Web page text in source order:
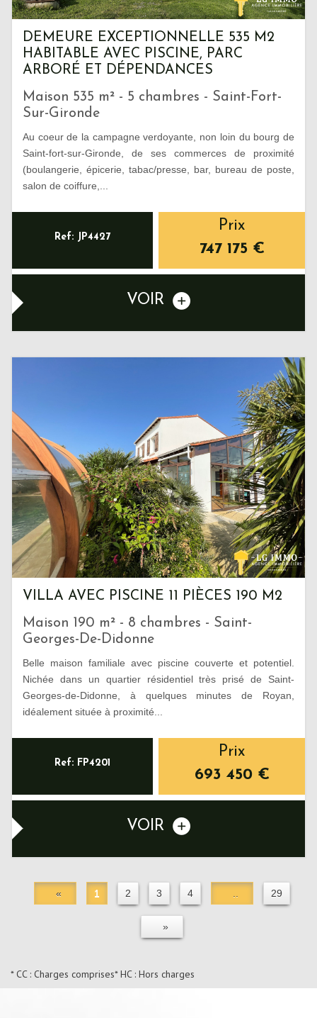
DEMEURE EXCEPTIONNELLE 535 M2
HABITABLE AVEC PISCINE, PARC
ARBORÉ ET DÉPENDANCES
Maison 535 m² - 5 chambres - Saint-Fort-
Sur-Gironde
Au coeur de la campagne verdoyante, non loin du bourg de
Saint-fort-sur-Gironde, de ses commerces de proximité
(boulangerie, épicerie, tabac/presse, bar, bureau de poste,
salon de coiffure,...
Ref: JP4427
Prix
747 175 €
VOIR
VILLA AVEC PISCINE 11 PIÈCES 190 M2
Maison 190 m² - 8 chambres - Saint-
Georges-De-Didonne
Belle maison familiale avec piscine couverte et potentiel.
Nichée dans un quartier résidentiel très prisé de Saint-
Georges-de-Didonne, à quelques minutes de Royan,
idéalement située à proximité...
Ref: FP4201
Prix
693 450 €
VOIR
« 1 2 3 4 29
»
* CC : Charges comprises* HC : Hors charges